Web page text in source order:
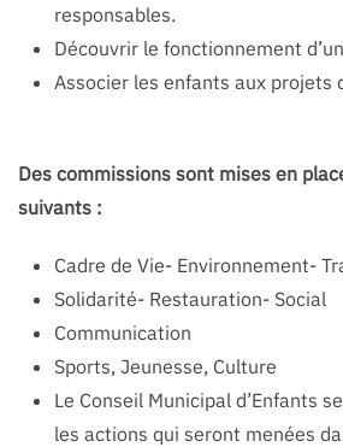
responsables.
Découvrir le fonctionnement
Associer les enfants aux projets
Des commissions sont mises en
suivants :
Cadre de Vie- Environnement-
Solidarité- Restauration- Social
Communication
Sports, Jeunesse, Culture
Le Conseil Municipal d’Enfants
les actions qui seront menées